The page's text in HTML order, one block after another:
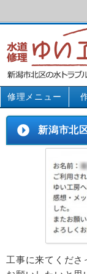
修理メニュー
新潟市北
工事に来てくださ